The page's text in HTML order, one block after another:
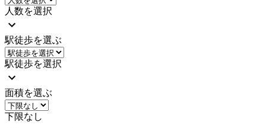
人数を選択
駅徒歩を選ぶ
駅徒歩を選択
面積を選ぶ
下限なし